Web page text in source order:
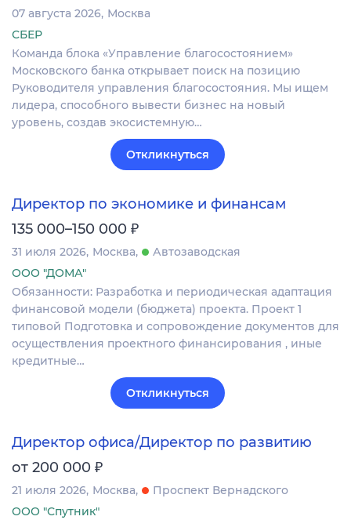
07 августа 2026 Москва
СБЕР
Команда блока «Управление благосостоянием»
Московского банка открывает поиск на позицию
Руководителя управления благосостояния. Мы ищем
лидера, способного вывести бизнес на новый
уровень, создав экосистемную…
Откликнуться
Директор по экономике и финансам
135 000–150 000 ₽
31 июля 2026 Москва
Автозаводская
ООО "ДОМА"
Обязанности: Разработка и периодическая адаптация
финансовой модели (бюджета) проекта. Проект 1
типовой Подготовка и сопровождение документов для
осуществления проектного финансирования , иные
кредитные…
Откликнуться
Директор офиса/Директор по развитию
от 200 000 ₽
21 июля 2026 Москва
Проспект Вернадского
ООО "Спутник"